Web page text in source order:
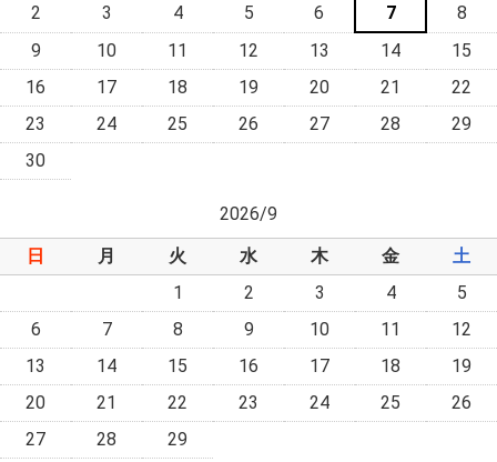
2
3 4 5 6 7
8
9
10 11 12 13 14
15
16
17 18 19 20 21
22
23
24 25 26 27 28
29
30
2026/9
日
月 火 水 木 金
土
1
2 3 4
5
6
7 8 9 10 11
12
13
14 15 16 17 18
19
20
21 22 23 24 25
26
27
28 29